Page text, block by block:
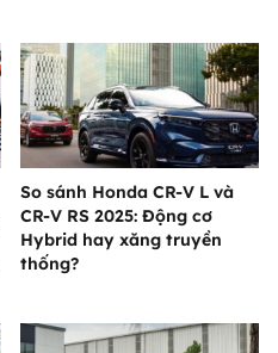
So sánh Honda CR-V L và
CR-V RS 2025: Động cơ
Hybrid hay xăng truyền
thống?